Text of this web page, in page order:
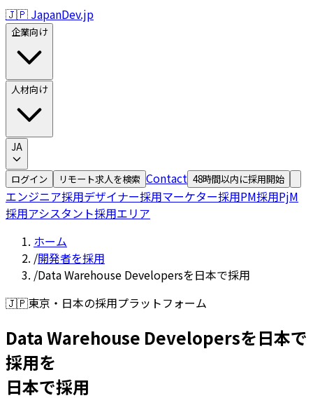
🇯🇵 JapanDev.jp
企業向け
人材向け
JA
ログイン リモート求人を検索 Contact 48時間以内に採用開始
エンジニア採用デザイナー採用マーケター採用PM採用PjM
採用アシスタント採用エリア
ホーム
/開発者を採用
/Data Warehouse Developersを日本で採用
🇯🇵東京・日本の採用プラットフォーム
Data Warehouse Developersを日本で
採用を
日本で採用